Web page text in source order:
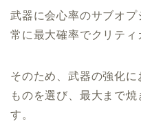
武器に会心率のサブオプ
常に最大確率でクリティ
そのため、武器の強化
ものを選び、最大まで
す。